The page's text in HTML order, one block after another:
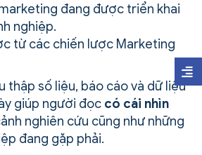
đang được triển khai
nghiệp.
từ các chiến lược Marketing
thập số liệu, báo cáo và dữ liệu
giúp người đọc có cái nhìn
nghiên cứu cũng như những
đang gặp phải.